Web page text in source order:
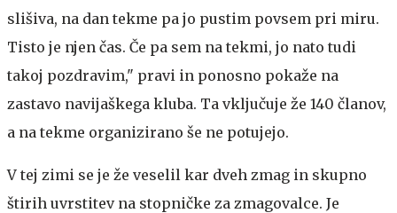
slišiva, na dan tekme pa jo pustim povsem pri miru.
Tisto je njen čas. Če pa sem na tekmi, jo nato tudi
takoj pozdravim," pravi in ponosno pokaže na
zastavo navijaškega kluba. Ta vključuje že 140 članov,
a na tekme organizirano še ne potujejo.
V tej zimi se je že veselil kar dveh zmag in skupno
štirih uvrstitev na stopničke za zmagovalce. Je